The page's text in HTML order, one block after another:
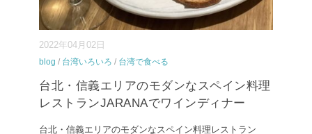
2022年04月02日
blog / 台湾いろいろ / 台湾で食べる
台北・信義エリアのモダンなスペイン料理
レストランJARANAでワインディナー
台北・信義エリアのモダンなスペイン料理レストラン